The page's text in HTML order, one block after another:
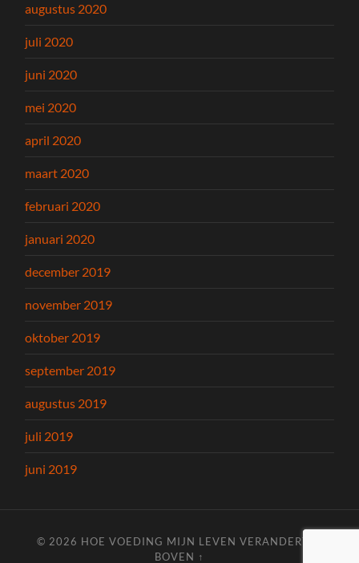
augustus 2020
juli 2020
juni 2020
mei 2020
april 2020
maart 2020
februari 2020
januari 2020
december 2019
november 2019
oktober 2019
september 2019
augustus 2019
juli 2019
juni 2019
© 2026 HOE VOEDING MIJN LEVEN VERANDERT
BOVEN ↑